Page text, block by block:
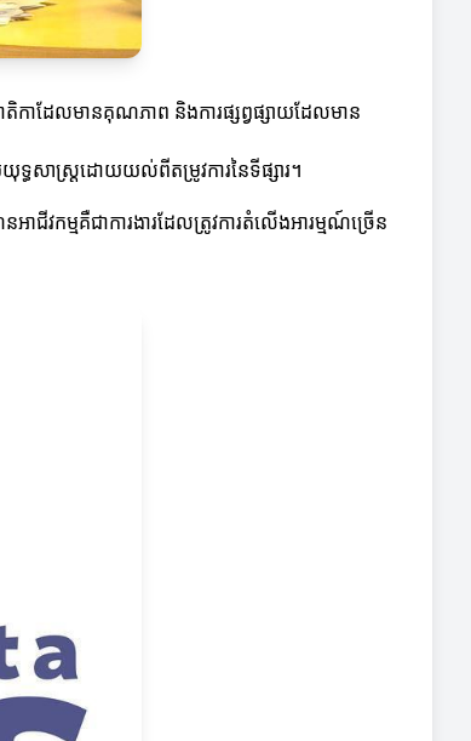
តិកាដែលមានគុណភាព និងការផ្សព្វផ្សាយដែលមាន
ធសាស្ត្រដោយយល់ពីតម្រូវការនៃទីផ្សារ។
វកម្មគឺជាការងារដែលត្រូវការតំលើងអារម្មណ៍ច្រើន